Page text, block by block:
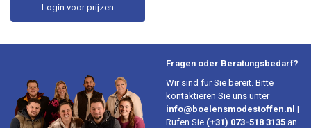
Login voor prijzen
Fragen oder Beratungsbedarf?
Wir sind für Sie bereit. Bitte
kontaktieren Sie uns unter
info@boelensmodestoffen.nl |
Rufen Sie (+31) 073-518 3135 an